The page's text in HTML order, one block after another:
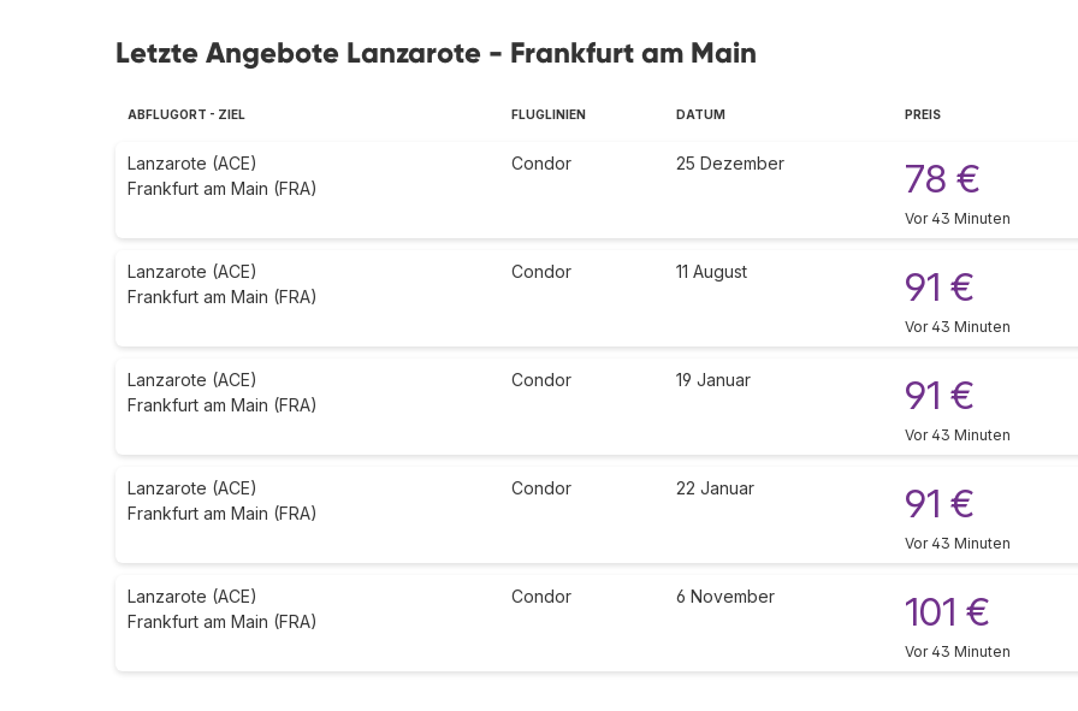
Letzte Angebote Lanzarote - Frankfurt am Main
ABFLUGORT - ZIEL FLUGLINIEN DATUM PREIS
Lanzarote (ACE)
Frankfurt am Main (FRA)
Condor 25 Dezember 78 €
Vor 43 Minuten
Lanzarote (ACE)
Frankfurt am Main (FRA)
Condor 11 August 91 €
Vor 43 Minuten
Lanzarote (ACE)
Frankfurt am Main (FRA)
Condor 19 Januar 91 €
Vor 43 Minuten
Lanzarote (ACE)
Frankfurt am Main (FRA)
Condor 22 Januar 91 €
Vor 43 Minuten
Lanzarote (ACE)
Frankfurt am Main (FRA)
Condor 6 November 101 €
Vor 43 Minuten